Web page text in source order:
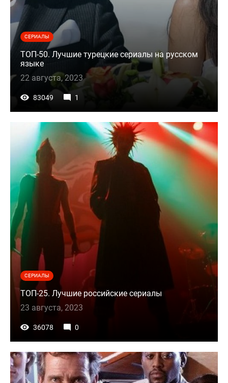
СЕРИАЛЫ
ТОП-50. Лучшие турецкие сериалы на русском
языке
22 августа, 2023
83049 1
СЕРИАЛЫ
ТОП-25. Лучшие российские сериалы
23 августа, 2023
36078 0